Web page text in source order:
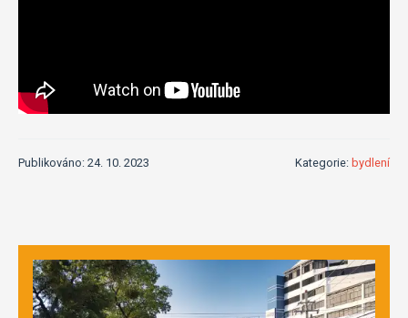
Publikováno: 24. 10. 2023 Kategorie: bydlení